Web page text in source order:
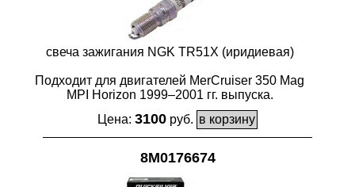
свеча зажигания NGK TR51X (иридиевая)
Подходит для двигателей MerCruiser 350 Mag
MPI Horizon 1999–2001 гг. выпуска.
Цена: 3100 руб.
8M0176674